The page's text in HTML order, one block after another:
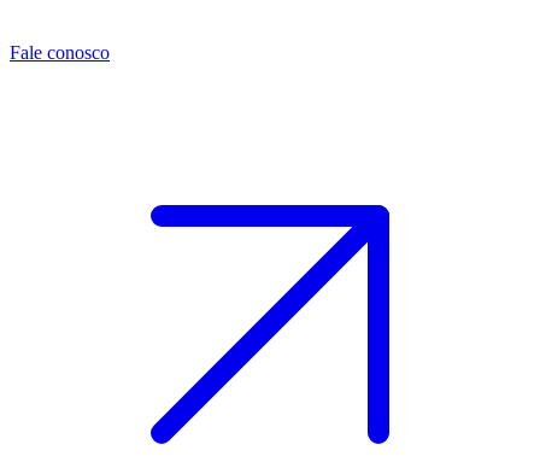
Fale conosco